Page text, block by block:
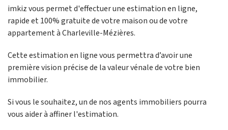
imkiz vous permet d'effectuer une estimation en ligne,
rapide et 100% gratuite de votre maison ou de votre
appartement à Charleville-Mézières.
Cette estimation en ligne vous permettra d’avoir une
première vision précise de la valeur vénale de votre bien
immobilier.
Si vous le souhaitez, un de nos agents immobiliers pourra
vous aider à affiner l'estimation.